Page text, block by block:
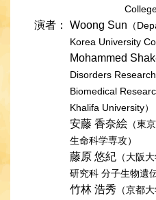
演者： Woong Sun （
Korea University
Mohammed
Disorders
Biomedical
Khalifa University）
安藤 香奈絵 （東
生命科学専攻）
藤原 悠紀 （大阪
研究科 分子生物遺
竹林 浩秀 （京都